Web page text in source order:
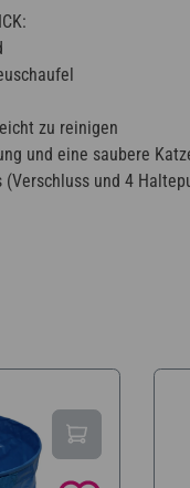
zu reinigen
und eine saubere
und 4